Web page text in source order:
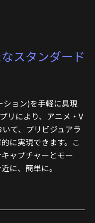
スタンダード
ション)を手軽に具現
リにより、アニメ・V
て、プリビジュアラ
に実現できます。こ
ャプチャーとモー
に、簡単に。